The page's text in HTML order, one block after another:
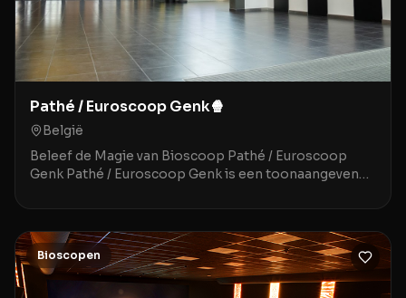
Pathé / Euroscoop Genk🍿
België
Beleef de Magie van Bioscoop Pathé / Euroscoop
Genk Pathé / Euroscoop Genk is een toonaangevende
Bioscopen